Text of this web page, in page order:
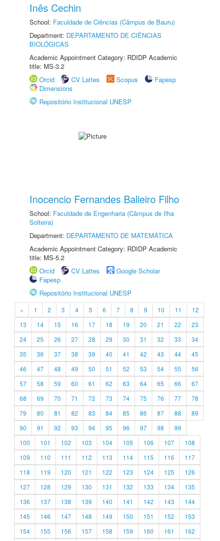
Inês Cechin
School: Faculdade de Ciências (Câmpus de Bauru)
Department: DEPARTAMENTO DE CIÊNCIAS
BIOLÓGICAS
Academic Appointment Category: RDIDP Academic
title: MS-3.2
Orcid
CV Lattes Scopus
Fapesp
Dimensions
Repositório Institucional UNESP
Inocencio Fernandes Balieiro Filho
School: Faculdade de Engenharia (Câmpus de Ilha
Solteira)
Department: DEPARTAMENTO DE MATEMÁTICA
Academic Appointment Category: RDIDP Academic
title: MS-5.2
Orcid
CV Lattes
Google Scholar
Fapesp
Repositório Institucional UNESP
« 1 2 3 4 5 6 7 8 9 10 11
12
13
14 15 16 17 18 19 20 21 22
23
24
25 26 27 28 29 30 31 32 33
34
35
36 37 38 39 40 41 42 43 44
45
46
47 48 49 50 51 52 53 54 55
56
57
58 59 60 61 62 63 64 65 66
67
68
69 70 71 72 73 74 75 76 77
78
79
80 81 82 83 84 85 86 87 88
89
90
91 92 93 94 95 96 97 98
99
100
101 102 103 104 105 106 107
108
109
110 111 112 113 114 115 116
117
118
119 120 121 122 123 124 125
126
127
128 129 130 131 132 133 134
135
136
137 138 139 140 141 142 143
144
145
146 147 148 149 150 151 152
153
154
155 156 157 158 159 160 161
162